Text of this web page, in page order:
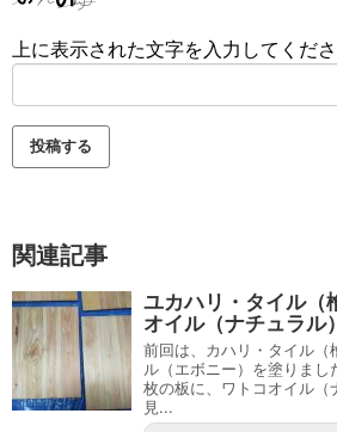
上に表示された文字を入力してくださ
関連記事
ユカハリ・タイル（
オイル（ナチュラル
前回は、カハリ・タイル（
ル（エボニー）を塗りま
枚の板に、ワトコオイル（
見...